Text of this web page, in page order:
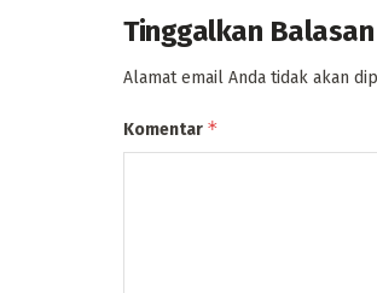
Tinggalkan Balasan
Alamat email Anda tidak akan
Komentar *